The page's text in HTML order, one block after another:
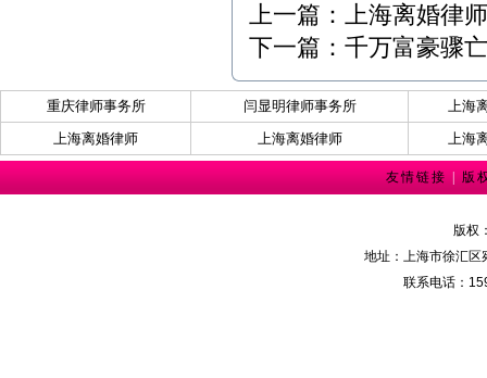
上一篇： 上海离婚律
下一篇： 千万富豪骤
重庆律师事务所 闫显明律师事务所
上海
上海离婚律师
上海离婚律师 上海
友情链接 版
版权
地址：上海市徐汇区
联系电话：